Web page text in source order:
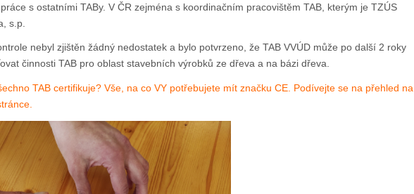
s ostatními TABy. V ČR zejména s koordinačním pracovištěm TAB, kterým je TZÚS
s.p.
nebyl zjištěn žádný nedostatek a bylo potvrzeno, že TAB VVÚD může po další 2 roky
činnosti TAB pro oblast stavebních výrobků ze dřeva a na bázi dřeva.
TAB certifikuje? Vše, na co VY potřebujete mít značku CE. Podívejte se na přehled na